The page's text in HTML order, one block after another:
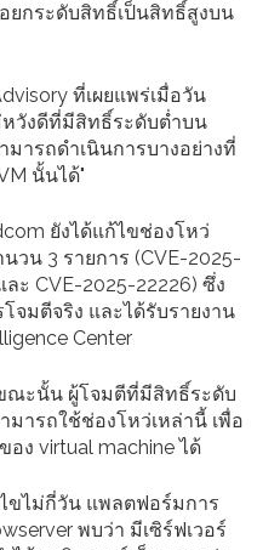
ยกระดับสิทธิ์เป็นสิทธิ์สูงบน
ที่เผยแพร่เมื่อวัน
วังดีที่มีสิทธิ์ระดับต่ำบน
มารถดำเนินการบางอย่างที่
นั้นได้"
ยังได้แก้ไขช่องโหว่
วน 3 รายการ (CVE-2025-
ะ CVE-2025-22226) ซึ่ง
จมตีจริง และได้รับรายงาน
Center
ณะนั้น ผู้โจมตีที่มีสิทธิ์ระดับ
ารถใช้ช่องโหว่เหล่านี้ เพื่อ
อง virtual machine ได้
ขไม่กี่วัน แพลตฟอร์มการ
พบว่า มีเซิร์ฟเวอร์